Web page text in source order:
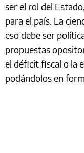
ser el rol del
para el país. La
eso debe ser
propuestas
el déficit fiscal o la
podándolos en